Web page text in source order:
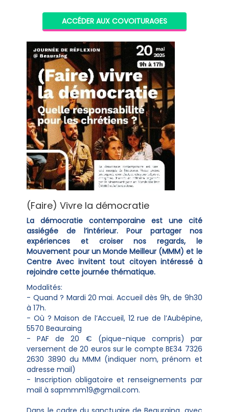
ACCÉDER AUX COVOITURAGES
(Faire) Vivre la démocratie
La démocratie contemporaine est une cité
assiégée de l’intérieur. Pour partager nos
expériences et croiser nos regards, le
Mouvement pour un Monde Meilleur (MMM) et le
Centre Avec invitent tout citoyen intéressé à
rejoindre cette journée thématique.
Modalités:
- Quand ? Mardi 20 mai. Accueil dès 9h, de 9h30
à 17h.
- Où ? Maison de l’Accueil, 12 rue de l’Aubépine,
5570 Beauraing
- PAF de 20 € (pique-nique compris) par
versement de 20 euros sur le compte BE34 7326
2630 3890 du MMM (indiquer nom, prénom et
adresse mail)
- Inscription obligatoire et renseignements par
mail à sapmmm19@gmail.com.